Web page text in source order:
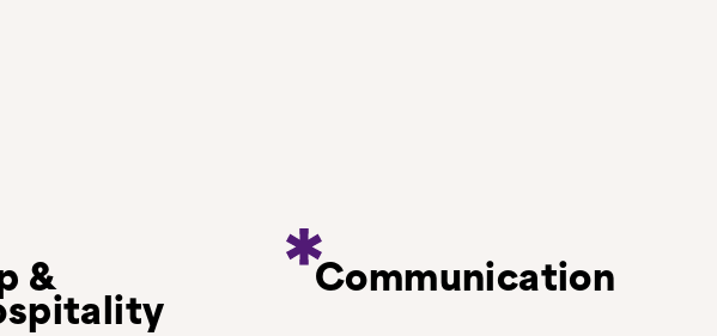
&
Communication